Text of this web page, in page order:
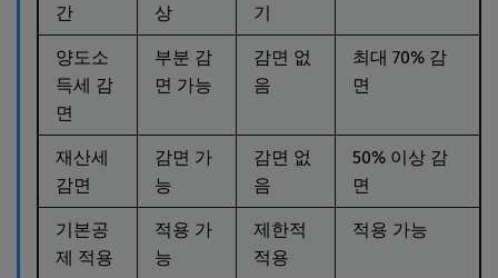
간
상
기
양도소
득세 감
면
부분 감
면 가능
감면 없
음
최대 70% 감
면
재산세
감면
감면 가
능
감면 없
음
50% 이상 감
면
기본공
제 적용
적용 가
능
제한적
적용
적용 가능